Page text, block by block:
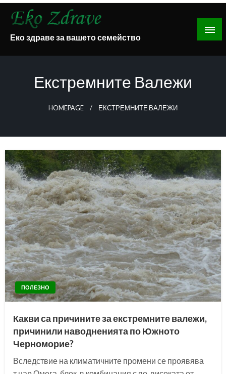
Skip
Еко здраве за вашето семейство
Екстремните Валежи
HOMEPAGE ЕКСТРЕМНИТЕ ВАЛЕЖИ
ПОЛЕЗНО
Какви са причините за екстремните валежи,
причинили наводненията по Южното
Черноморие?
Вследствие на климатичните промени се проявява